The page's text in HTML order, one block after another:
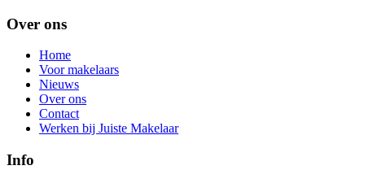
Over ons
Home
Voor makelaars
Nieuws
Over ons
Contact
Werken bij Juiste Makelaar
Info